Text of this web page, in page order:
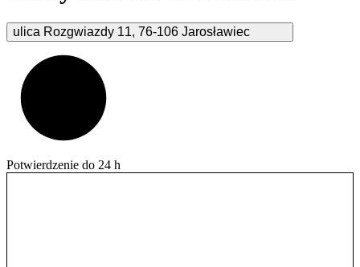
ulica Rozgwiazdy 11, 76-106 Jarosławiec
Potwierdzenie do 24 h